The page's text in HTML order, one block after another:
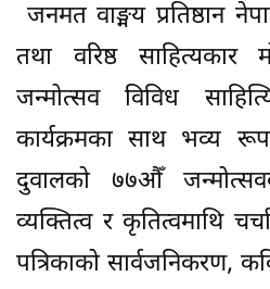
जनमत वाङ्मय प्रतिष्ठान
तथा वरिष्ठ
जन्मोत्सव विविध
कार्यक्रमका साथ भव्य
दुवालको ७७औँ
व्यक्तित्व र कृतित्वमाथि
पत्रिकाको सार्वजनिकरण,